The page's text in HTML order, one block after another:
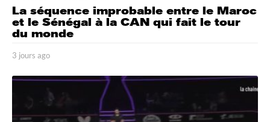
La séquence improbable entre le Maroc
et le Sénégal à la CAN qui fait le tour
du monde
3 jours ago
o
r